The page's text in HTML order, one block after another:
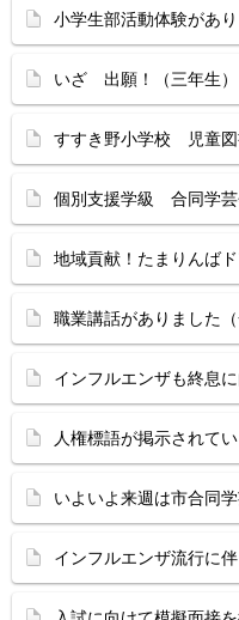
小学生部活動体験があり
いざ 出願！（三年生）
すすき野小学校 児童
個別支援学級 合同学芸
地域貢献！たまりんば
職業講話がありました（
インフルエンザも終息
人権標語が掲示されて
いよいよ来週は市合同
インフルエンザ流行に